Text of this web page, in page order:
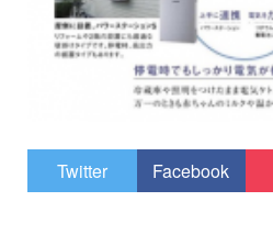
Twitter Facebook